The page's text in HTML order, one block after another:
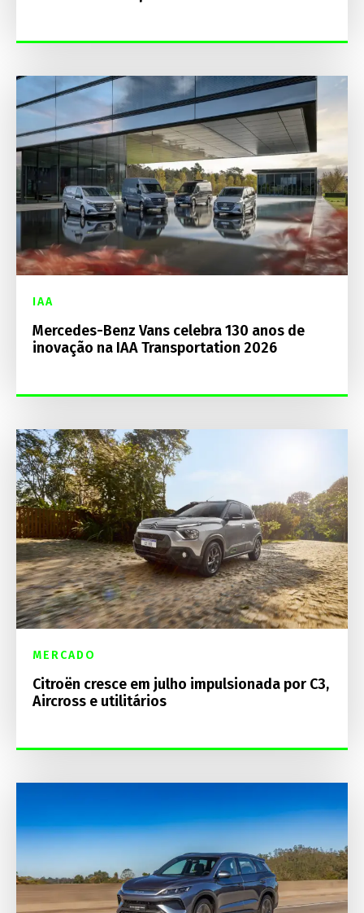
IAA
Mercedes-Benz Vans celebra 130 anos de
inovação na IAA Transportation 2026
MERCADO
Citroën cresce em julho impulsionada por C3,
Aircross e utilitários